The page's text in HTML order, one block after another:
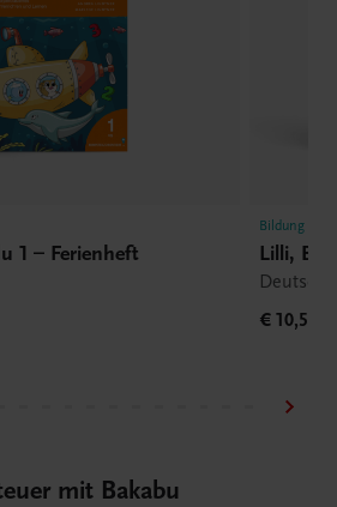
1 – Ferienheft
Bildung
Lilli,
Deutsch
€ 10,50
mit Bakabu